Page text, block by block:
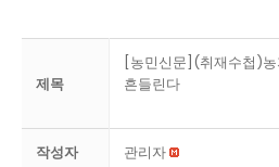
제목
[농민신문](취재수첩)
흔들린다
작성자 관리자